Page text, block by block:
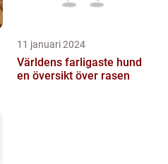
11 januari 2024
Världens farligaste hund
en översikt över rasen